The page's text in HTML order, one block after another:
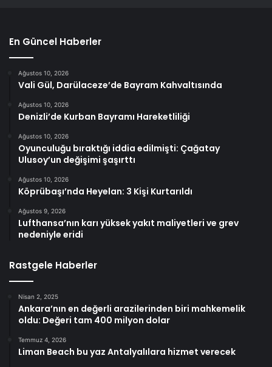
En Güncel Haberler
Ağustos 10, 2026
Vali Gül, Darülaceze’de Bayram Kahvaltısında
Ağustos 10, 2026
Denizli’de Kurban Bayramı Hareketliliği
Ağustos 10, 2026
Oyunculuğu bıraktığı iddia edilmişti: Çağatay
Ulusoy’un değişimi şaşırttı
Ağustos 10, 2026
Köprübaşı’nda Heyelan: 3 Kişi Kurtarıldı
Ağustos 9, 2026
Lufthansa’nın karı yüksek yakıt maliyetleri ve grev
nedeniyle eridi
Rastgele Haberler
Nisan 2, 2025
Ankara’nın en değerli arazilerinden biri mahkemelik
oldu: Değeri tam 400 milyon dolar
Temmuz 4, 2026
Liman Beach bu yaz Antalyalılara hizmet verecek